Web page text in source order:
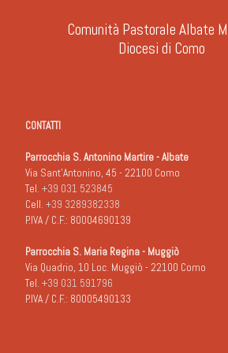
Comunità Pastorale Albate
Diocesi di Como
CONTATTI
Parrocchia S. Antonino Martire - Albate
Via Sant'Antonino, 45 - 22100 Como
Tel. +39 031 523845
Cell. +39 3289382338
P.IVA / C.F.: 80004690139
Parrocchia S. Maria Regina - Muggiò
Via Quadrio, 10 Loc. Muggiò - 22100 Como
Tel. +39 031 591796
P.IVA / C.F.: 80005490133